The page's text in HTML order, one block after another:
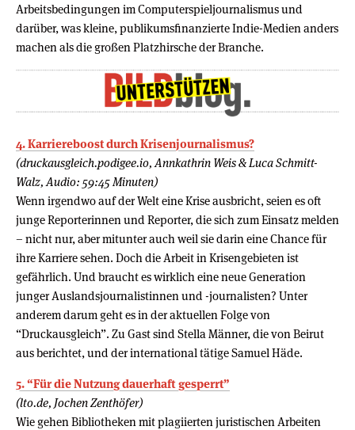
Arbeitsbedingungen im Computerspieljournalismus und
darüber, was kleine, publikumsfinanzierte Indie-Medien anders
machen als die großen Platzhirsche der Branche.
4. Karriereboost durch Krisenjournalismus?
(druckausgleich.podigee.io, Annkathrin Weis & Luca Schmitt-
Walz, Audio: 59:45 Minuten)
Wenn irgendwo auf der Welt eine Krise ausbricht, seien es oft
junge Reporterinnen und Reporter, die sich zum Einsatz melden
– nicht nur, aber mitunter auch weil sie darin eine Chance für
ihre Karriere sehen. Doch die Arbeit in Krisengebieten ist
gefährlich. Und braucht es wirklich eine neue Generation
junger Auslandsjournalistinnen und -journalisten? Unter
anderem darum geht es in der aktuellen Folge von
“Druckausgleich”. Zu Gast sind Stella Männer, die von Beirut
aus berichtet, und der international tätige Samuel Häde.
5. “Für die Nut­zung dau­er­haft gesperrt”
(lto.de, Jochen Zenthöfer)
Wie gehen Bibliotheken mit plagiierten juristischen Arbeiten